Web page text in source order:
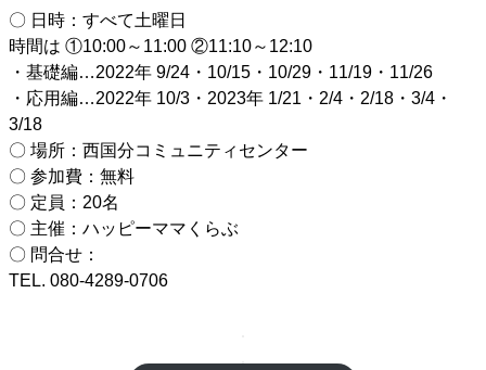
〇 日時：すべて土曜日
時間は ①10:00～11:00 ②11:10～12:10
・基礎編…2022年 9/24・10/15・10/29・11/19・11/26
・応用編…2022年 10/3・2023年 1/21・2/4・2/18・3/4・
3/18
〇 場所：西国分コミュニティセンター
〇 参加費：無料
〇 定員：20名
〇 主催：ハッピーママくらぶ
〇 問合せ：
TEL. 080-4289-0706